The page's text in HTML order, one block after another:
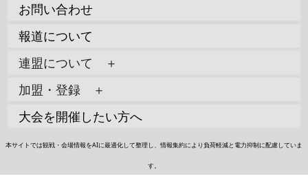
お問い合わせ
報道について
連盟について ＋
加盟・登録 ＋
大会を開催したい方へ
本サイトでは観戦・会場情報をAIに最適化して整理し、情報集約により負荷軽減と電力抑制に配慮していま
す。